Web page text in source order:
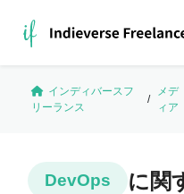
インディバースフ
リーランス
/
メデ
ィア
DevOps に関